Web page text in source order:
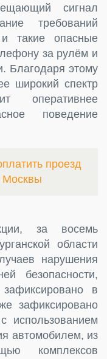
сигнал
требований
такие опасные
за рулём и
Благодаря этому
широкий спектр
оперативнее
поведение
проезд
Москвы
за восемь
области
нарушения
безопасности,
в
зафиксировано
использованием
автомобилем, из
комплексов